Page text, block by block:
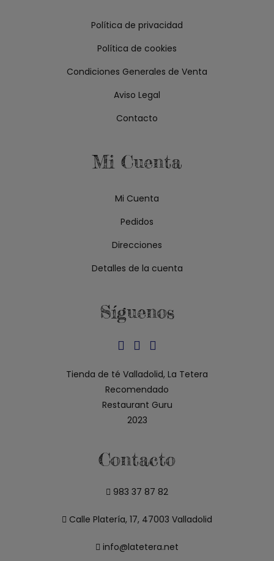
Política de privacidad
Política de cookies
Condiciones Generales de Venta
Aviso Legal
Contacto
Mi Cuenta
Mi Cuenta
Pedidos
Direcciones
Detalles de la cuenta
Síguenos
abre
en
una
nueva
abre
en
una
nueva
abre
en
una
Tienda de té Valladolid, La Tetera
Recomendado
Restaurant Guru
2023
Contacto
983 37 87 82
Calle Platería, 17, 47003 Valladolid
info@latetera.net